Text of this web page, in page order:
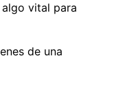
vital para
de una